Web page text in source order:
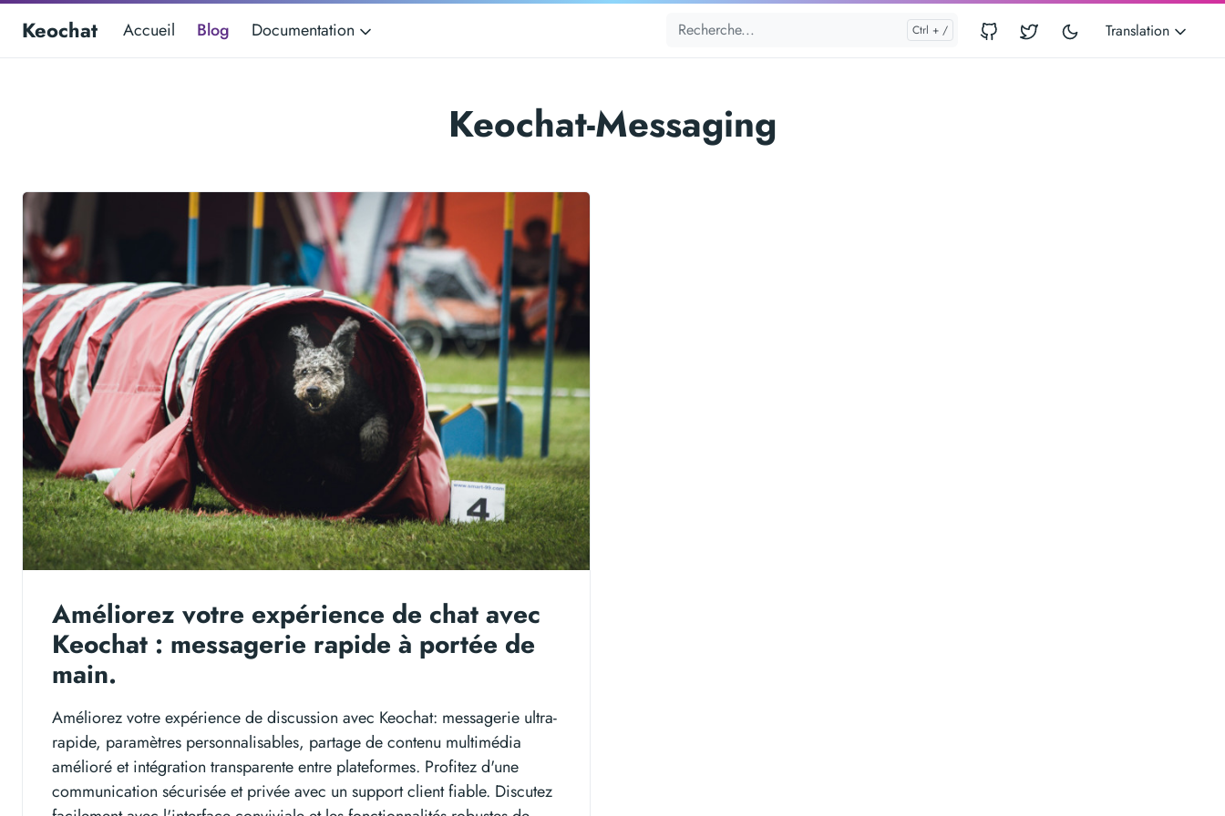
Keochat Accueil Blog Documentation Translation
Keochat-Messaging
Améliorez votre expérience de chat avec
Keochat : messagerie rapide à portée de
main.
Améliorez votre expérience de discussion avec Keochat: messagerie ultra-
rapide, paramètres personnalisables, partage de contenu multimédia
amélioré et intégration transparente entre plateformes. Profitez d'une
communication sécurisée et privée avec un support client fiable. Discutez